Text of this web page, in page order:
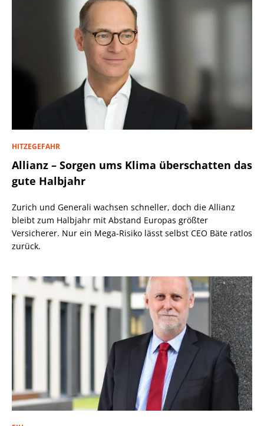
HITZEGEFAHR
Allianz – Sorgen ums Klima überschatten das
gute Halbjahr
Zurich und Generali wachsen schneller, doch die Allianz
bleibt zum Halbjahr mit Abstand Europas größter
Versicherer. Nur ein Mega-Risiko lässt selbst CEO Bäte ratlos
zurück.